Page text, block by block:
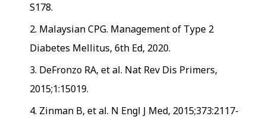
S178.
Malaysian CPG. Management of Type 2
Diabetes Mellitus, 6th Ed, 2020.
DeFronzo RA, et al. Nat Rev Dis Primers,
2015;1:15019.
Zinman B, et al. N Engl J Med, 2015;373:2117-